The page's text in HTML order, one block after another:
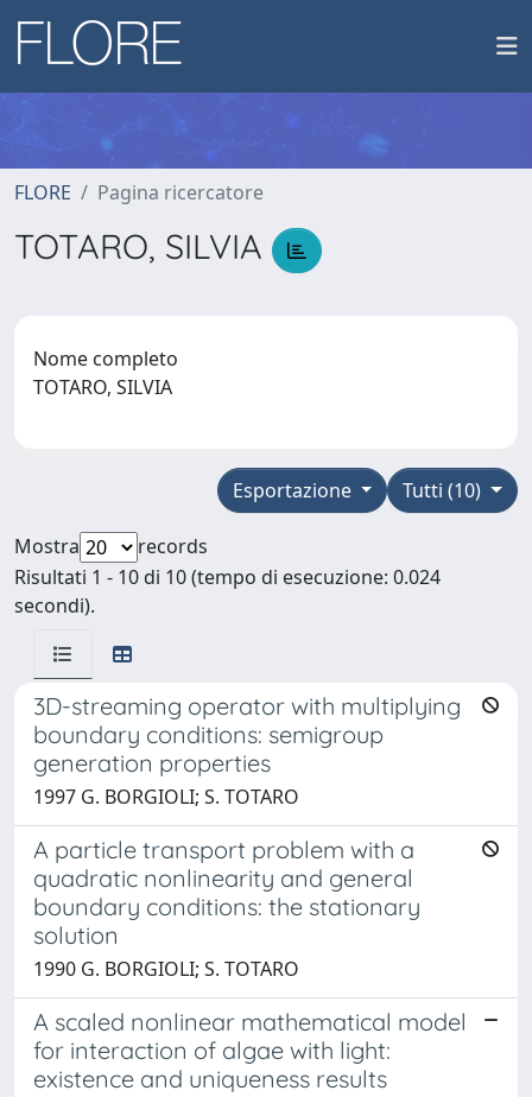
FLORE Pagina ricercatore
TOTARO, SILVIA
Nome completo
TOTARO, SILVIA
Tutti (10)
Esportazione
Mostra
records
Risultati 1 - 10 di 10 (tempo di esecuzione: 0.024
secondi).
3D-streaming operator with multiplying
boundary conditions: semigroup
generation properties
1997 G. BORGIOLI; S. TOTARO
A particle transport problem with a
quadratic nonlinearity and general
boundary conditions: the stationary
solution
1990 G. BORGIOLI; S. TOTARO
A scaled nonlinear mathematical model
for interaction of algae with light:
existence and uniqueness results